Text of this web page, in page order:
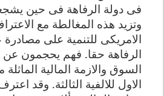
فى دولة الرفاهة فى حين
وتزيد هذه المغالطة مع
الامريكى للتنمية على
الرفاهة حقا. فهم يحجمون عن
السوق والازمة المالية الماثلة
الاول للالفية الثالثة. وقد